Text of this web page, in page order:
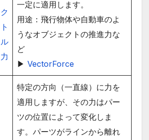
ク
ト
ル
力
一定に適用します。
用途：飛行物体や自動車のよ
うなオブジェクトの推進力な
ど
▶ VectorForce
特定の方向（一直線）に力を
適用しますが、その力はパー
ツの位置によって変化しま
す。パーツがラインから離れ